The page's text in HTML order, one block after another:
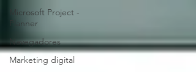
Microsoft Project -
Planner
Navegadores
Marketing digital